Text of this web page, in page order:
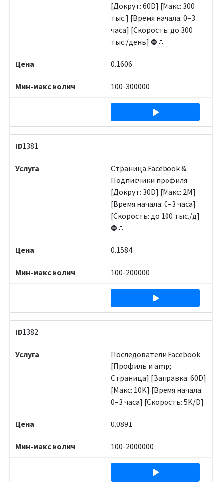
[Докрут: 60D] [Макс: 300
тыс.] [Время начала: 0–3
часа] [Скорость: до 300
тыс./день] ⛔️💧
0.1606
100-300000
1381
Страница Facebook &
Подписчики профиля
[Докрут: 30D] [Макс: 2M]
[Время начала: 0–3 часа]
[Скорость: до 100 тыс./д]
⛔️💧
0.1584
100-200000
1382
Последователи Facebook
[Профиль и amp;
Страница] [Заправка: 60D]
[Макс: 10K] [Время начала:
0–3 часа] [Скорость: 5K/D]
0.0891
100-2000000